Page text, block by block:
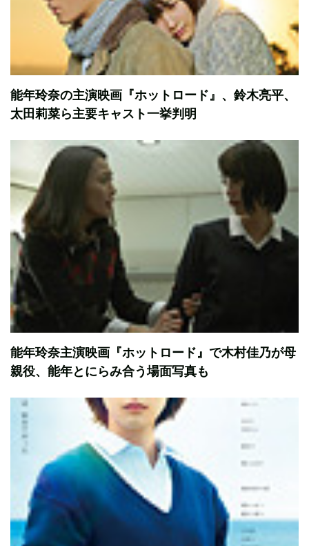
能年玲奈の主演映画『ホットロード』、鈴木亮平、
太田莉菜ら主要キャスト一挙判明
能年玲奈主演映画『ホットロード』で木村佳乃が母
親役、能年とにらみ合う場面写真も